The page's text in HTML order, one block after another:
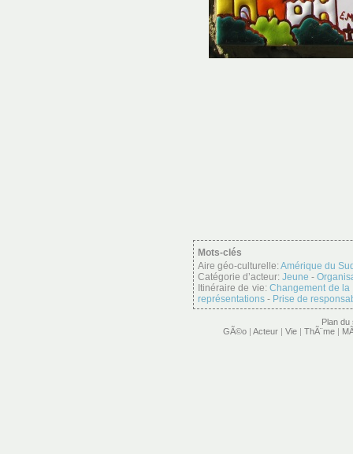
Mots-clés
Aire géo-culturelle:Amérique du
Catégorie d’acteur: Jeune -
Itinéraire de vie:Changement de la
représentations - Prise de
Plan du
GÃ©o | Acteur | Vie | ThÃ¨me |